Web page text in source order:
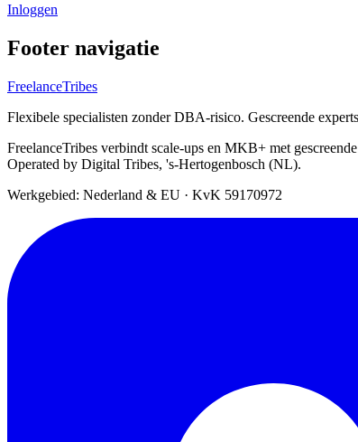
Inloggen
Footer navigatie
FreelanceTribes
Flexibele specialisten zonder DBA-risico. Gescreende
FreelanceTribes verbindt scale-ups en MKB+ met
Operated by Digital Tribes, 's-Hertogenbosch (NL).
Werkgebied: Nederland & EU · KvK 59170972